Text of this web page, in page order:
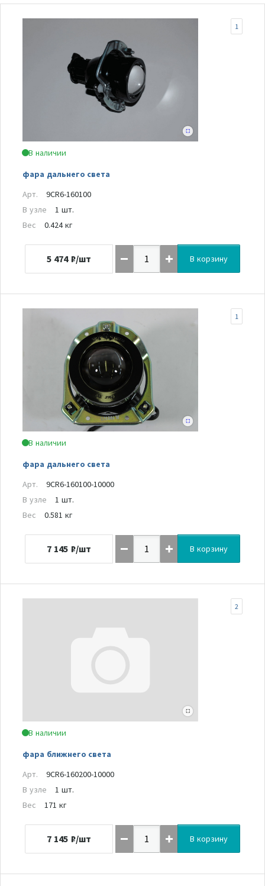
В наличии
фара дальнего света
1
Арт.
9CR6-160100
В узле
1 шт.
Вес
0.424 кг
5 474 ₽/шт В корзину
В наличии
фара дальнего света
1
Арт.
9CR6-160100-10000
В узле
1 шт.
Вес
0.581 кг
7 145 ₽/шт В корзину
В наличии
фара ближнего света
2
Арт.
9CR6-160200-10000
В узле
1 шт.
Вес
171 кг
7 145 ₽/шт В корзину